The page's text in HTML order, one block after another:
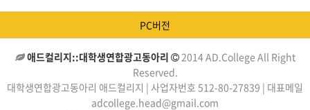
PC버전
애드컬리지::대학생연합광고동아리
2014 AD.College All Right
Reserved.
대학생연합광고동아리 애드컬리지 | 사업자번호 512-80-27839 | 대표메일
adcollege.head@gmail.com